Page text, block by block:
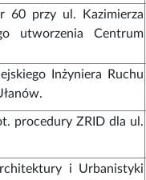
60 przy ul. Kazimierza
utworzenia Centrum
Inżyniera Ruchu
procedury ZRID dla ul.
i Urbanistyki